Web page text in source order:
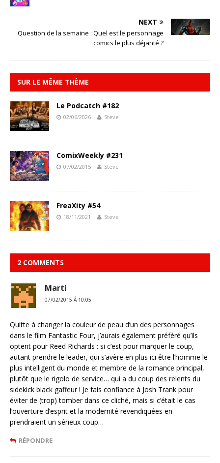
NEXT
Question de la semaine : Quel est le personnage
comics le plus déjanté ?
SUR LE MÊME THÈME
Le Podcatch #182
02/06/2026 Steve
ComixWeekly #231
07/02/2015 Steve
FreaXity #54
18/11/2021 Steve
2 COMMENTS
Marti
07/02/2015 Á 10:05
Quitte à changer la couleur de peau d’un des personnages
dans le film Fantastic Four, j’aurais également préféré qu’ils
optent pour Reed Richards : si c’est pour marquer le coup,
autant prendre le leader, qui s’avère en plus ici être l’homme le
plus intelligent du monde et membre de la romance principal,
plutôt que le rigolo de service… qui a du coup des relents du
sidekick black gaffeur ! Je fais confiance à Josh Trank pour
éviter de (trop) tomber dans ce cliché, mais si c’était le cas
l’ouverture d’esprit et la modernité revendiquées en
prendraient un sérieux coup…
RÉPONDRE